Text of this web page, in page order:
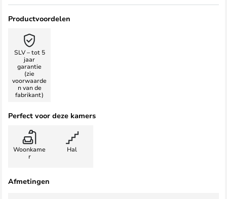
Productvoordelen
SLV – tot 5
jaar
garantie
(zie
voorwaarde
n van de
fabrikant)
Perfect voor deze kamers
Woonkame
r
Hal
Afmetingen